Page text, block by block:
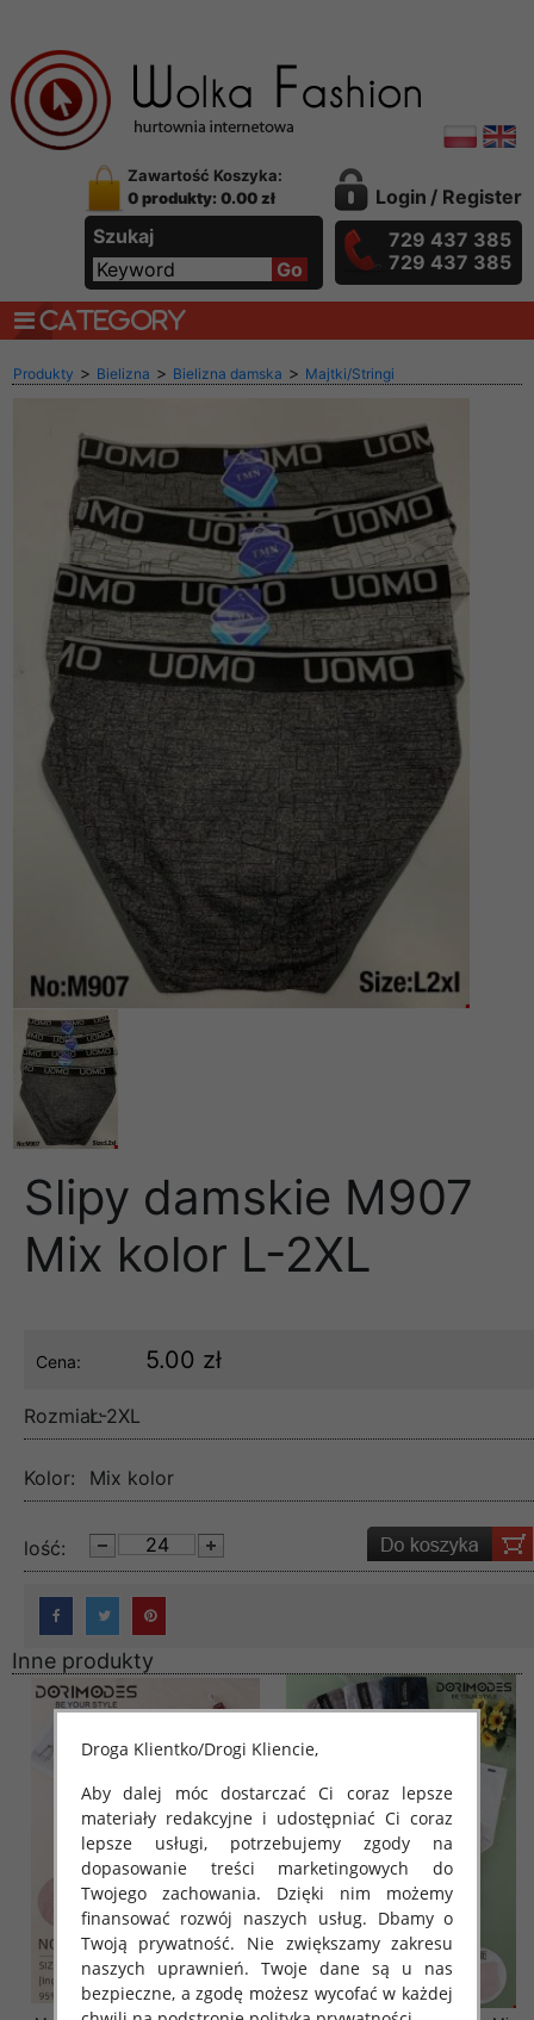
Zawartość Koszyka:
0 produkty: 0.00 zł
Szukaj
Login / Register
729 437 385
729 437 385
CATEGORY
Produkty > Bielizna > Bielizna damska > Majtki/Stringi
Slipy damskie M907
Mix kolor L-2XL
Cena: 5.00 zł
Rozmiar:L-2XL
Kolor: Mix kolor
lość:
Inne produkty
Droga Klientko/Drogi Kliencie,
Aby dalej móc dostarczać Ci coraz lepsze
materiały redakcyjne i udostępniać Ci coraz
lepsze usługi, potrzebujemy zgody na
dopasowanie treści marketingowych do
Twojego zachowania. Dzięki nim możemy
finansować rozwój naszych usług. Dbamy o
Twoją prywatność. Nie zwiększamy zakresu
naszych uprawnień. Twoje dane są u nas
bezpieczne, a zgodę możesz wycofać w każdej